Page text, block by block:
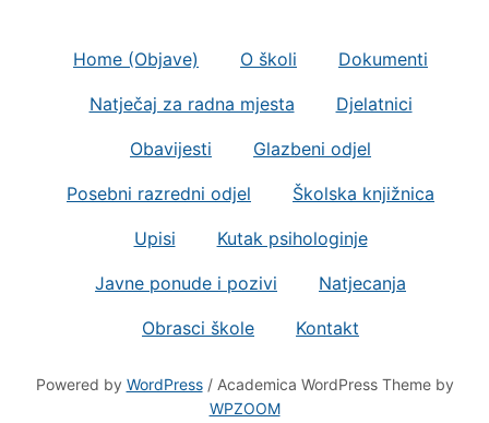
Home (Objave) O školi Dokumenti
Natječaj za radna mjesta Djelatnici
Obavijesti Glazbeni odjel
Posebni razredni odjel Školska knjižnica
Upisi Kutak psihologinje
Javne ponude i pozivi Natjecanja
Obrasci škole Kontakt
Powered by WordPress/ Academica WordPress Theme by
WPZOOM